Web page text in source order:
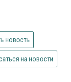
новость
на новости